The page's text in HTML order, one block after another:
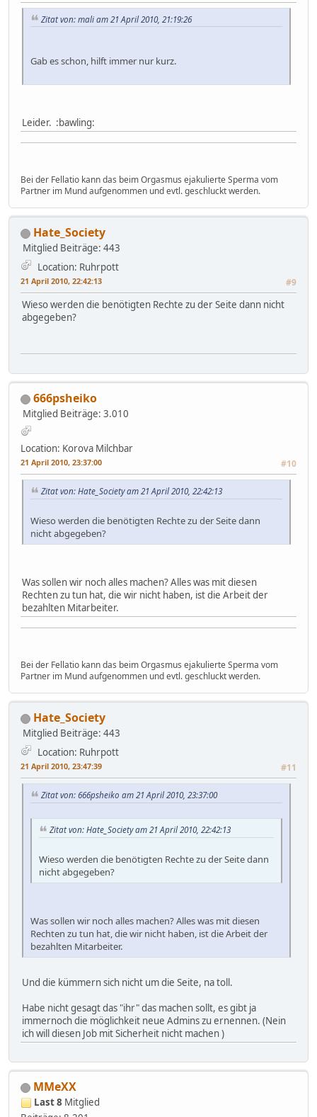
Zitat von: mali am 21 April 2010, 21:19:26
Gab es schon, hilft immer nur kurz.
Leider. :bawling:
Bei der Fellatio kann das beim Orgasmus ejakulierte Sperma vom
Partner im Mund aufgenommen und evtl. geschluckt werden.
Hate_Society
Mitglied Beiträge: 443
Location: Ruhrpott
21 April 2010, 22:42:13 #9
Wieso werden die benötigten Rechte zu der Seite dann nicht
abgegeben?
666psheiko
Mitglied Beiträge: 3.010
Location: Korova Milchbar
21 April 2010, 23:37:00 #10
Zitat von: Hate_Society am 21 April 2010, 22:42:13
Wieso werden die benötigten Rechte zu der Seite dann
nicht abgegeben?
Was sollen wir noch alles machen? Alles was mit diesen
Rechten zu tun hat, die wir nicht haben, ist die Arbeit der
bezahlten Mitarbeiter.
Bei der Fellatio kann das beim Orgasmus ejakulierte Sperma vom
Partner im Mund aufgenommen und evtl. geschluckt werden.
Hate_Society
Mitglied Beiträge: 443
Location: Ruhrpott
21 April 2010, 23:47:39 #11
Zitat von: 666psheiko am 21 April 2010, 23:37:00
Zitat von: Hate_Society am 21 April 2010, 22:42:13
Wieso werden die benötigten Rechte zu der Seite dann
nicht abgegeben?
Was sollen wir noch alles machen? Alles was mit diesen
Rechten zu tun hat, die wir nicht haben, ist die Arbeit der
bezahlten Mitarbeiter.
Und die kümmern sich nicht um die Seite, na toll.
Habe nicht gesagt das "ihr" das machen sollt, es gibt ja
immernoch die möglichkeit neue Admins zu ernennen. (Nein
ich will diesen Job mit Sicherheit nicht machen )
MMeXX
Last 8 Mitglied